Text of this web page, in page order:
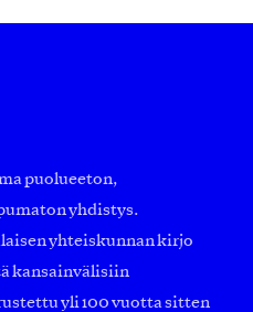
puolueeton,
yhdistys.
yhteiskunnan kirjo
kansainvälisiin
yli 100 vuotta sitten